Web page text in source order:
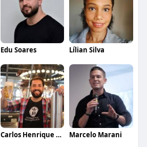
Edu Soares Lílian Silva
Carlos Henrique de Faria Vasconcelos Marcelo Marani